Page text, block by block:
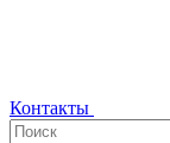
Контакты